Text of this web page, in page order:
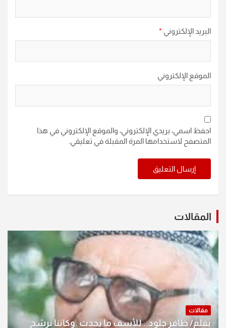
البريد الإلكتروني *
الموقع الإلكتروني
احفظ اسمي، بريدي الإلكتروني، والموقع الإلكتروني في هذا
المتصفح لاستخدامها المرة المقبلة في تعليقي.
المقالات
مقالات
بقلم/ ظافر جلود.. للأسف ما يحدث .وكاننا نرشح